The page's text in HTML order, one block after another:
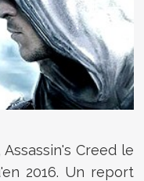
Creed le
2016. Un report